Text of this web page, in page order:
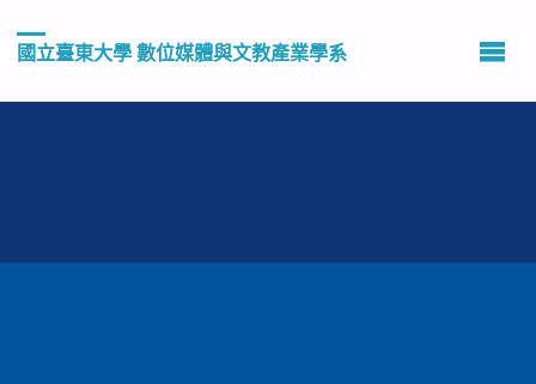
國立臺東大學 數位媒體與文教產業學系